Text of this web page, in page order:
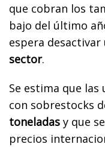
que cobran los
bajo del último
espera
sector.
Se estima que las
con sobrestocks
toneladas y que
precios